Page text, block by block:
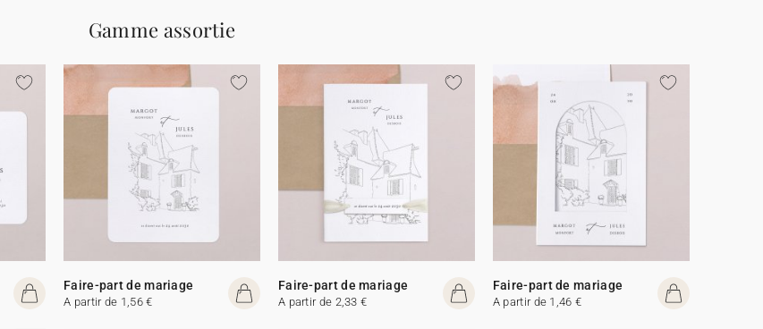
Gamme assortie
Faire-part de mariage
A partir de 1,56 €
Faire-part de mariage
A partir de 2,33 €
Faire-part de mariage
A partir de 1,46 €